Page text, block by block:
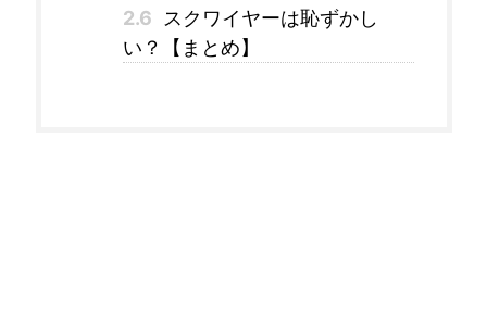
2.6
スクワイヤーは恥ずかし
い？【まとめ】